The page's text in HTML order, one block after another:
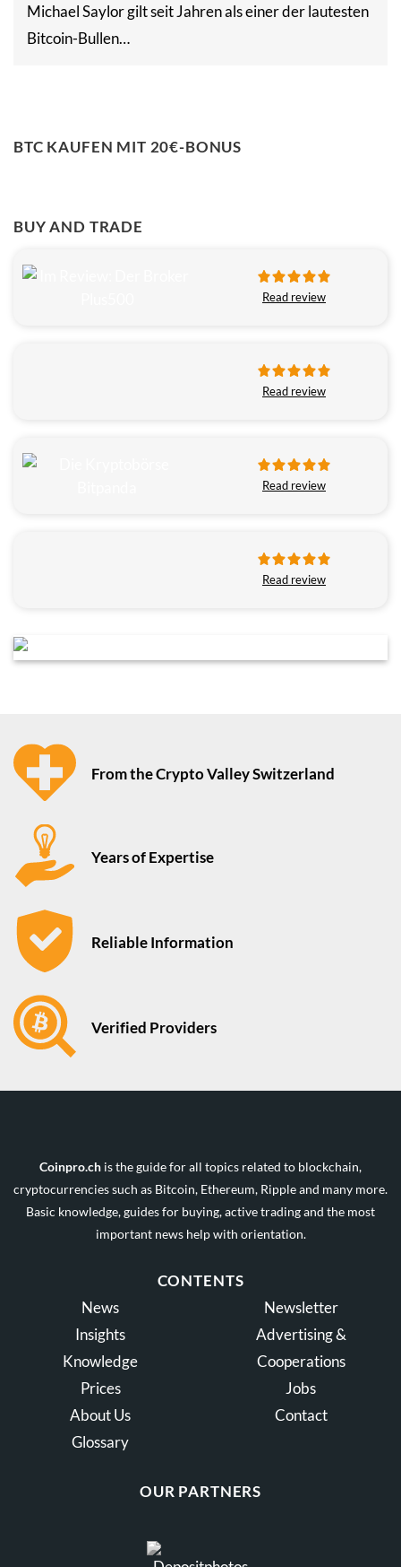
Michael Saylor gilt seit Jahren als einer der lautesten
Bitcoin-Bullen…
BTC KAUFEN MIT 20€-BONUS
BUY AND TRADE
Read review
Read review
Read review
Read review
From the Crypto Valley Switzerland
Years of Expertise
Reliable Information
Verified Providers
Coinpro.ch is the guide for all topics related to blockchain,
cryptocurrencies such as Bitcoin, Ethereum, Ripple and many more.
Basic knowledge, guides for buying, active trading and the most
important news help with orientation.
CONTENTS
News
Insights
Knowledge
Prices
About Us
Glossary
Newsletter
Advertising &
Cooperations
Jobs
Contact
OUR PARTNERS